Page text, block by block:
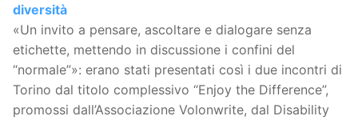
diversità
«Un invito a pensare, ascoltare e dialogare senza
etichette, mettendo in discussione i confini del
“normale”»: erano stati presentati così i due incontri di
Torino dal titolo complessivo “Enjoy the Difference”,
promossi dall’Associazione Volonwrite, dal Disability